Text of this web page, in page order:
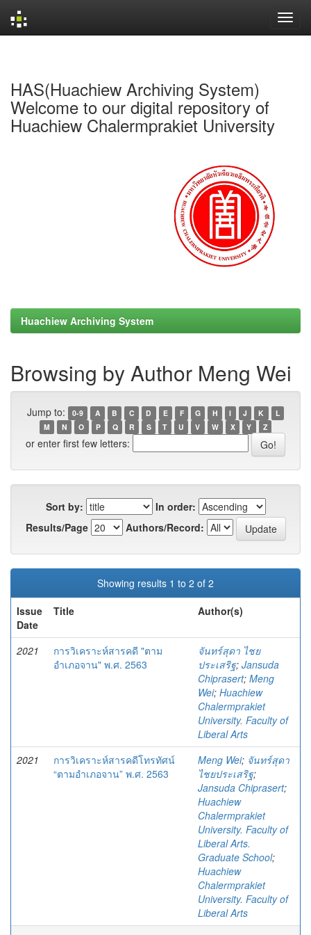
HAS(Huachiew Archiving System)
Welcome to our digital repository of
Huachiew Chalermprakiet University
Huachiew Archiving System
Browsing by Author Meng Wei
Jump to: 0-9 A B C D E F G H I J K
L
M
N O P Q R S T U V W X Y Z
or enter first few letters:
Sort by:
In order:
Results/Page
Authors/Record:
Showing results 1 to 2 of 2
Issue
Date
Title Author(s)
2021
การวิเคราะห์สารคดี "ตาม
อำเภอจาน" พ.ศ. 2563
จันทร์สุดา ไชย
ประเสริฐ; Jansuda
Chiprasert; Meng
Wei; Huachiew
Chalermprakiet
University. Faculty of
Liberal Arts
2021
การวิเคราะห์สารคดีโทรทัศน์
“ตามอำเภอจาน” พ.ศ. 2563
Meng Wei; จันทร์สุดา
ไชยประเสริฐ;
Jansuda Chiprasert;
Huachiew
Chalermprakiet
University. Faculty of
Liberal Arts.
Graduate School;
Huachiew
Chalermprakiet
University. Faculty of
Liberal Arts